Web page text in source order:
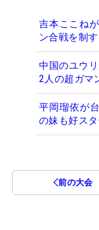
吉本ここね
ン合戦を制す
中国のユウ
2人の超ガマ
平岡瑠依が
の妹も好スタ
前の大会